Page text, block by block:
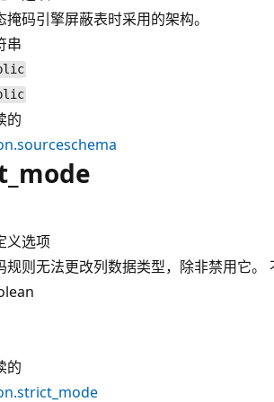
掩码引擎屏蔽表时采用的架构。
串
的
义选项
规则无法更改列数据类型，除非禁用它。
的